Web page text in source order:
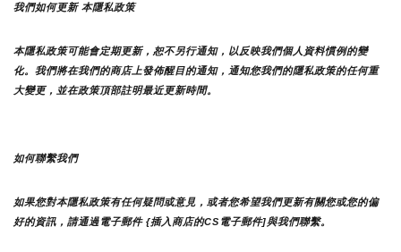
我們如何更新 本隱私政策
本隱私政策可能會定期更新，恕不另行通知，以反映我們個人資料慣例的變
化。我們將在我們的商店上發佈醒目的通知，通知您我們的隱私政策的任何重
大變更，並在政策頂部註明最近更新時間。
如何聯繫我們
如果您對本隱私政策有任何疑問或意見，或者您希望我們更新有關您或您的偏
好的資訊，請通過電子郵件 {插入商店的CS電子郵件]與我們聯繫。